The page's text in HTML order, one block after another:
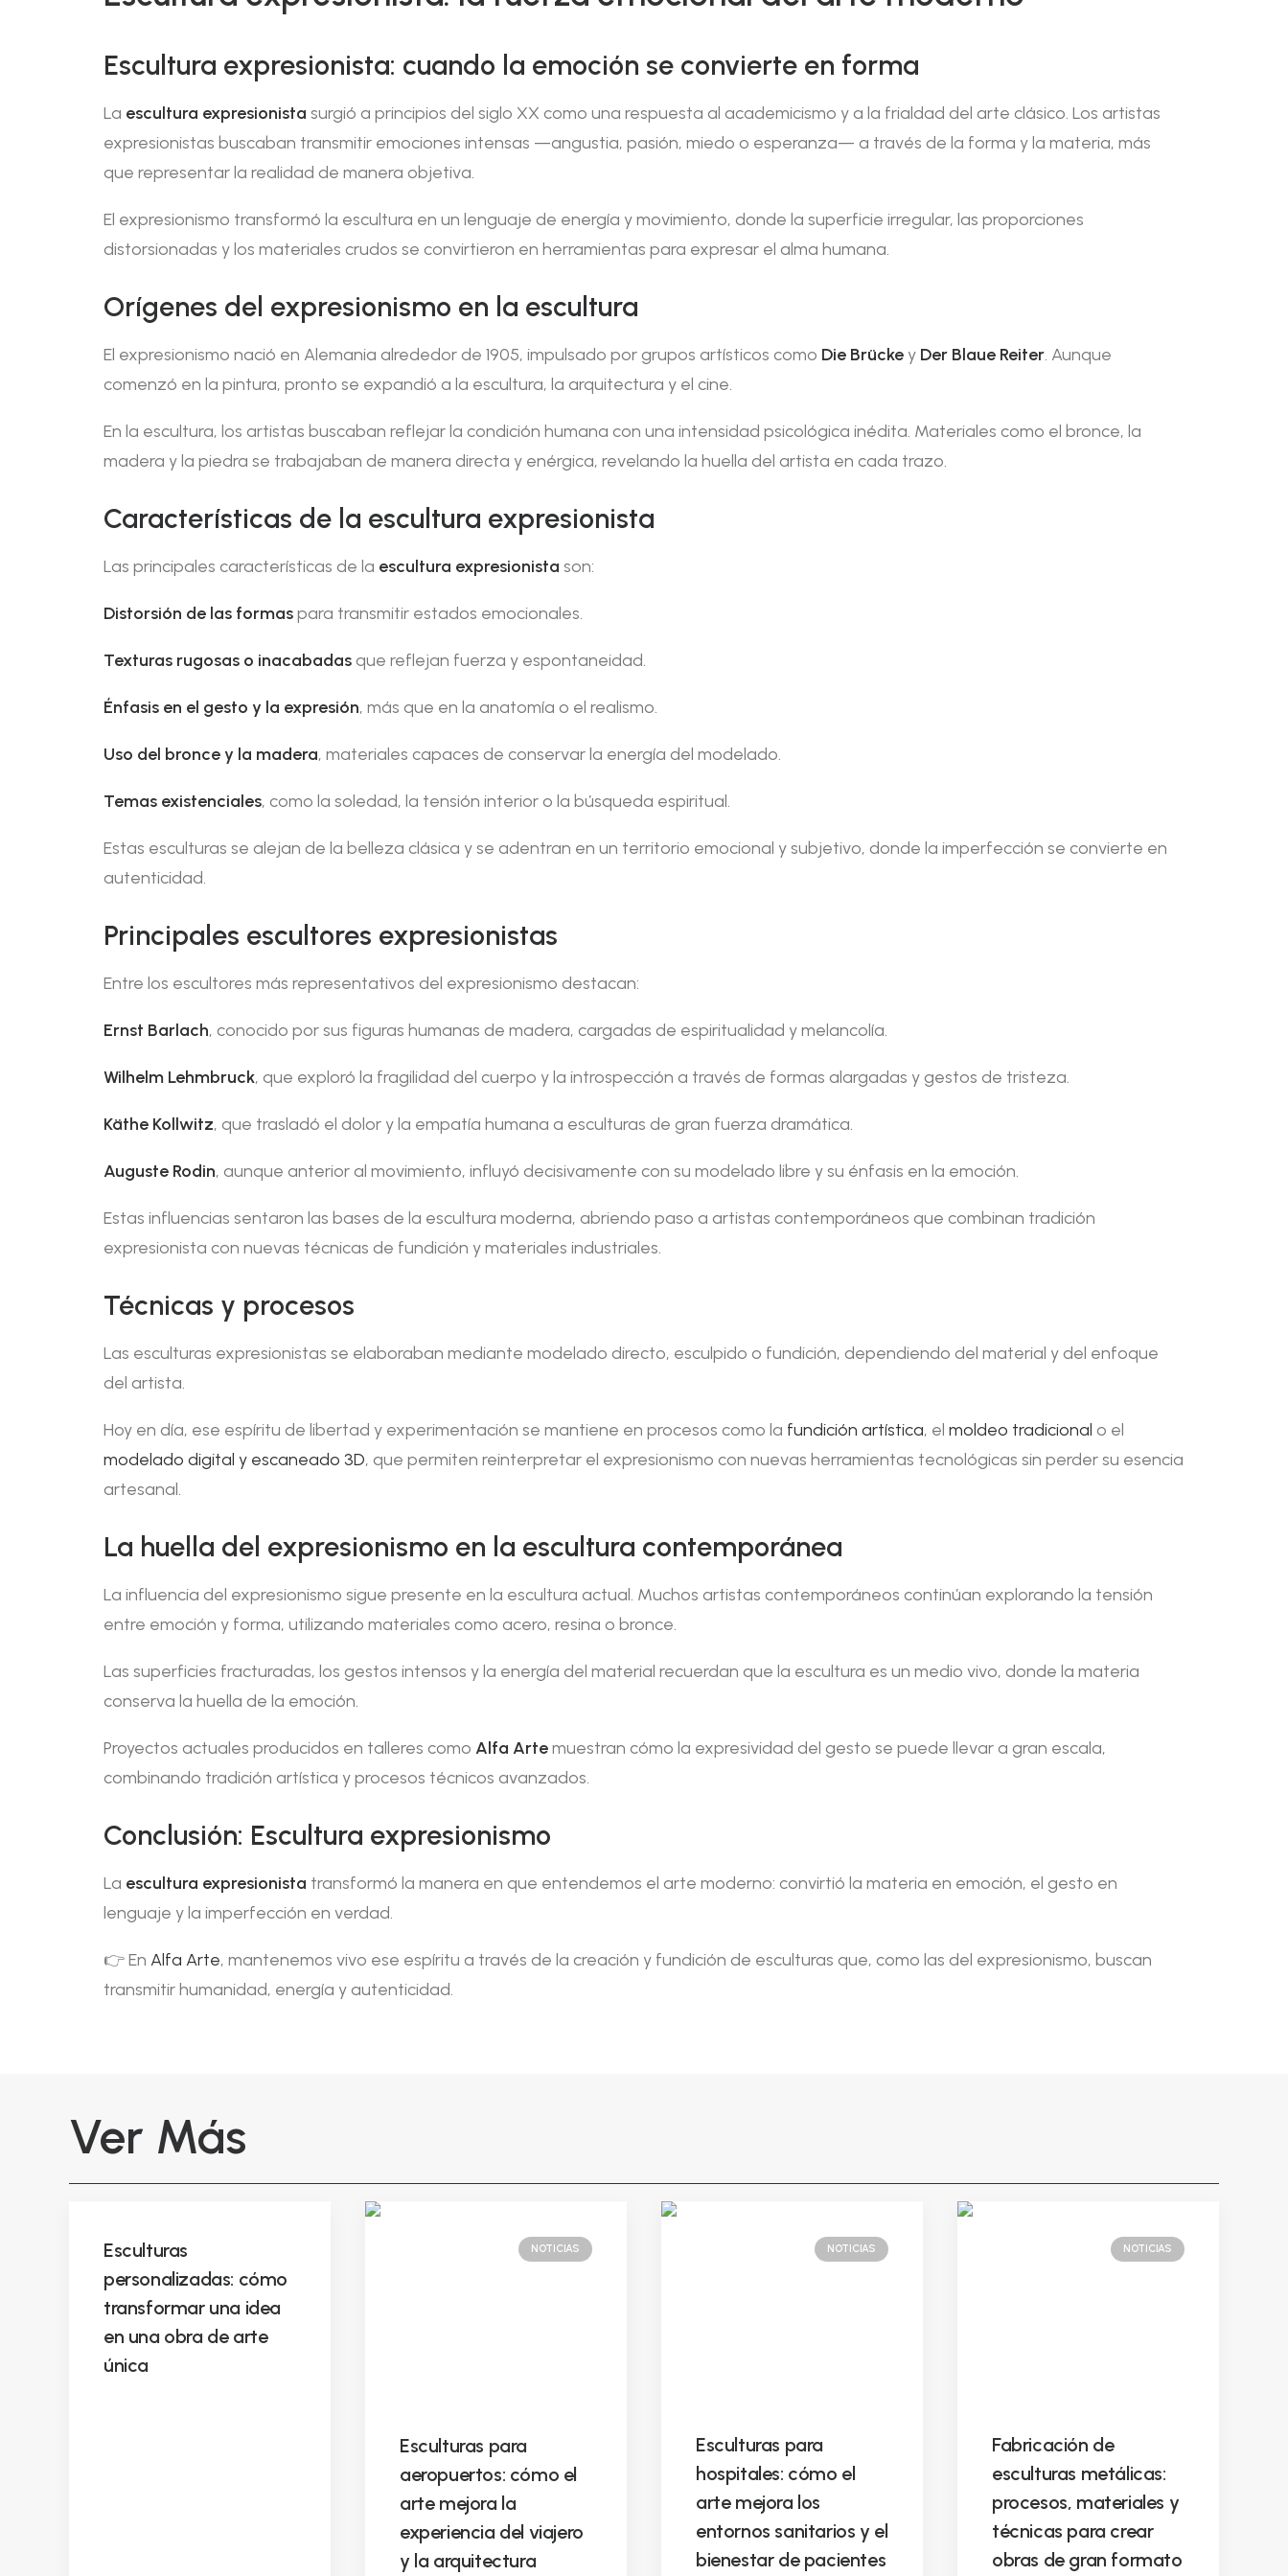
Escultura expresionista: cuando la emoción se convierte en forma
La escultura expresionista surgió a principios del siglo XX como una respuesta al academicismo y a la frialdad del arte clásico. Los artistas
expresionistas buscaban transmitir emociones intensas —angustia, pasión, miedo o esperanza— a través de la forma y la materia, más
que representar la realidad de manera objetiva.
El expresionismo transformó la escultura en un lenguaje de energía y movimiento, donde la superficie irregular, las proporciones
distorsionadas y los materiales crudos se convirtieron en herramientas para expresar el alma humana.
Orígenes del expresionismo en la escultura
El expresionismo nació en Alemania alrededor de 1905, impulsado por grupos artísticos como Die Brücke y Der Blaue Reiter. Aunque
comenzó en la pintura, pronto se expandió a la escultura, la arquitectura y el cine.
En la escultura, los artistas buscaban reflejar la condición humana con una intensidad psicológica inédita. Materiales como el bronce, la
madera y la piedra se trabajaban de manera directa y enérgica, revelando la huella del artista en cada trazo.
Características de la escultura expresionista
Las principales características de la escultura expresionista son:
Distorsión de las formaspara transmitir estados emocionales.
Texturas rugosas o inacabadasque reflejan fuerza y espontaneidad.
Énfasis en el gesto y la expresión, más que en la anatomía o el realismo.
Uso del bronce y la madera, materiales capaces de conservar la energía del modelado.
Temas existenciales, como la soledad, la tensión interior o la búsqueda espiritual.
Estas esculturas se alejan de la belleza clásica y se adentran en un territorio emocional y subjetivo, donde la imperfección se convierte en
autenticidad.
Principales escultores expresionistas
Entre los escultores más representativos del expresionismo destacan:
Ernst Barlach, conocido por sus figuras humanas de madera, cargadas de espiritualidad y melancolía.
Wilhelm Lehmbruck, que exploró la fragilidad del cuerpo y la introspección a través de formas alargadas y gestos de tristeza.
Käthe Kollwitz, que trasladó el dolor y la empatía humana a esculturas de gran fuerza dramática.
Auguste Rodin, aunque anterior al movimiento, influyó decisivamente con su modelado libre y su énfasis en la emoción.
Estas influencias sentaron las bases de la escultura moderna, abriendo paso a artistas contemporáneos que combinan tradición
expresionista con nuevas técnicas de fundición y materiales industriales.
Técnicas y procesos
Las esculturas expresionistas se elaboraban mediante modelado directo, esculpido o fundición, dependiendo del material y del enfoque
del artista.
Hoy en día, ese espíritu de libertad y experimentación se mantiene en procesos como la fundición artística, el moldeo tradicional o el
modelado digital y escaneado 3D, que permiten reinterpretar el expresionismo con nuevas herramientas tecnológicas sin perder su esencia
artesanal.
La huella del expresionismo en la escultura contemporánea
La influencia del expresionismo sigue presente en la escultura actual. Muchos artistas contemporáneos continúan explorando la tensión
entre emoción y forma, utilizando materiales como acero, resina o bronce.
Las superficies fracturadas, los gestos intensos y la energía del material recuerdan que la escultura es un medio vivo, donde la materia
conserva la huella de la emoción.
Proyectos actuales producidos en talleres como Alfa Artemuestran cómo la expresividad del gesto se puede llevar a gran escala,
combinando tradición artística y procesos técnicos avanzados.
Conclusión: Escultura expresionismo
La escultura expresionista transformó la manera en que entendemos el arte moderno: convirtió la materia en emoción, el gesto en
lenguaje y la imperfección en verdad.
👉 En Alfa Arte, mantenemos vivo ese espíritu a través de la creación y fundición de esculturas que, como las del expresionismo, buscan
transmitir humanidad, energía y autenticidad.
Ver Más
Esculturas
personalizadas: cómo
transformar una idea
en una obra de arte
única
NOTICIAS
Esculturas para
aeropuertos: cómo el
arte mejora la
experiencia del viajero
y la arquitectura
NOTICIAS
Esculturas para
hospitales: cómo el
arte mejora los
entornos sanitarios y el
bienestar de pacientes
NOTICIAS
Fabricación de
esculturas metálicas:
procesos, materiales y
técnicas para crear
obras de gran formato